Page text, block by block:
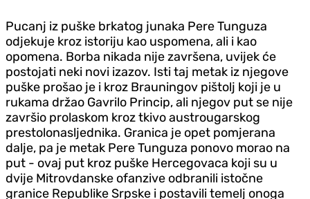
Pucanj iz puške brkatog junaka Pere Tunguza
odjekuje kroz istoriju kao uspomena, ali i kao
opomena. Borba nikada nije završena, uvijek će
postojati neki novi izazov. Isti taj metak iz njegove
puške prošao je i kroz Brauningov pištolj koji je u
rukama držao Gavrilo Princip, ali njegov put se nije
završio prolaskom kroz tkivo austrougarskog
prestolonasljednika. Granica je opet pomjerana
dalje, pa je metak Pere Tunguza ponovo morao na
put - ovaj put kroz puške Hercegovaca koji su u
dvije Mitrovdanske ofanzive odbranili istočne
granice Republike Srpske i postavili temelj onoga